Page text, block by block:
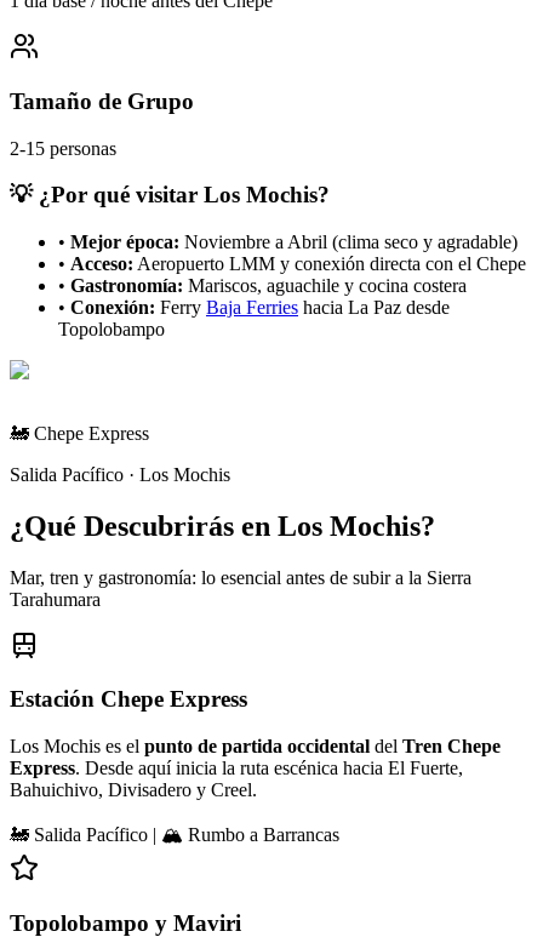
Tamaño de Grupo
2-15 personas
💡 ¿Por qué visitar Los Mochis?
• Mejor época: Noviembre a Abril (clima seco y agradable)
• Acceso: Aeropuerto LMM y conexión directa con el Chepe
• Gastronomía: Mariscos, aguachile y cocina costera
• Conexión: Ferry Baja Ferries hacia La Paz desde
Topolobampo
🚂 Chepe Express
Salida Pacífico · Los Mochis
¿Qué Descubrirás en Los Mochis?
Mar, tren y gastronomía: lo esencial antes de subir a la Sierra
Tarahumara
Estación Chepe Express
Los Mochis es el punto de partida occidental del Tren Chepe
Express. Desde aquí inicia la ruta escénica hacia El Fuerte,
Bahuichivo, Divisadero y Creel.
🚂 Salida Pacífico | 🏔️ Rumbo a Barrancas
Topolobampo y Maviri